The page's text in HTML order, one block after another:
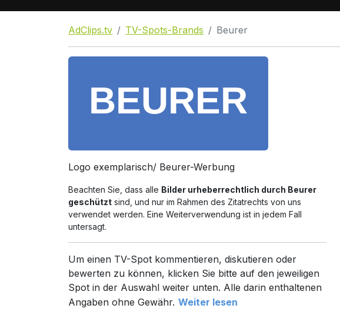
AdClips.tv TV-Spots-Brands Beurer
Logo exemplarisch/ Beurer-Werbung
Beachten Sie, dass alle Bilder urheberrechtlich durch Beurer
geschützt sind, und nur im Rahmen des Zitatrechts von uns
verwendet werden. Eine Weiterverwendung ist in jedem Fall
untersagt.
Um einen TV-Spot kommentieren, diskutieren oder
bewerten zu können, klicken Sie bitte auf den jeweiligen
Spot in der Auswahl weiter unten. Alle darin enthaltenen
Angaben ohne Gewähr. Weiter lesen